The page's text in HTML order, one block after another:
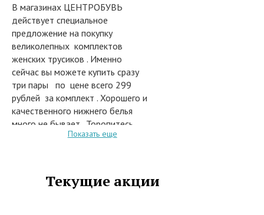
В магазинах ЦЕНТРОБУВЬ
действует специальное
предложение на покупку
великолепных комплектов
женских трусиков . Именно
сейчас вы можете купить сразу
три пары по цене всего 299
рублей за комплект . Хорошего и
качественного нижнего белья
много не бывает . Торопитесь
делать выгодные покупки , пока
Срок действия предложения с 01
ноября по 31 декабря 2014 года
Показать еще
Текущие акции